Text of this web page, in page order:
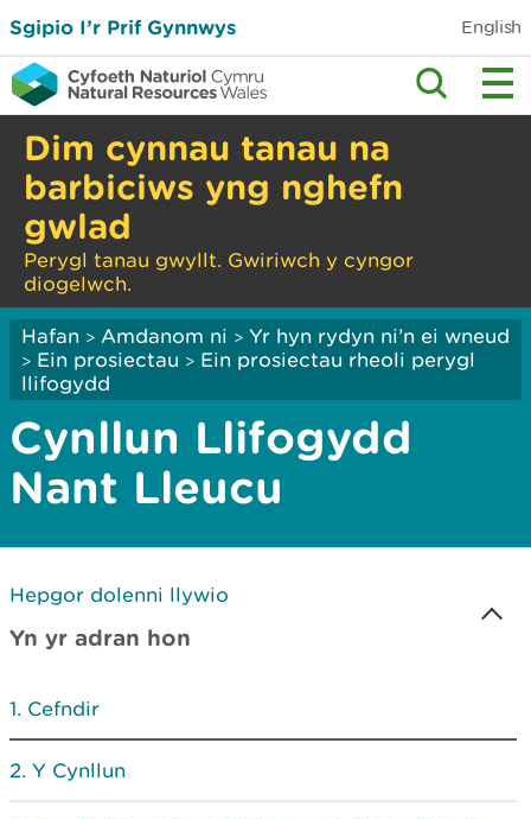
Sgipio I’r Prif Gynnwys English
Dim cynnau tanau na
barbiciws yng nghefn
gwlad
Perygl tanau gwyllt. Gwiriwch y cyngor
diogelwch.
Hafan > Amdanom ni > Yr hyn rydyn ni’n ei wneud
> Ein prosiectau > Ein prosiectau rheoli perygl
llifogydd
Cynllun Llifogydd
Nant Lleucu
Hepgor dolenni llywio
Yn yr adran hon
Cefndir
Y Cynllun